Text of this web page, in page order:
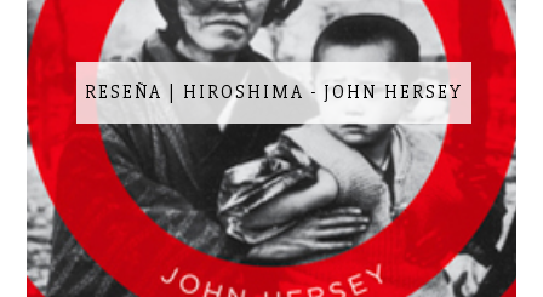
RESEÑA | HIROSHIMA - JOHN HERSEY